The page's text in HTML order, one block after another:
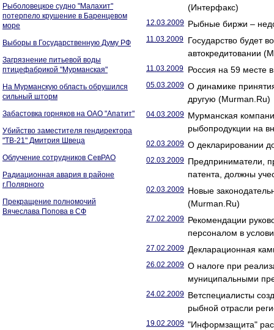
Рыболовецкое судно "Малахит"
потерпело крушение в Баренцевом
море
Выборы в Государственную Думу РФ
Загрязнение питьевой воды
птицефабрикой "Мурманская"
На Мурманскую область обрушился
сильный шторм
Забастовка горняков на ОАО "Апатит"
Убийство заместителя гендиректора
"ТВ-21" Дмитрия Швеца
Облучение сотрудников СевРАО
Радиационная авария в районе
г.Полярного
Прекращение полномочий
Вячеслава Попова в СФ
(Интерфакс)
12.03.2009 Рыбные биржи –
11.03.2009 Государство будет
автокредитовании
11.03.2009 Россия на 59 месте
05.03.2009 О динамике
другую (Murman.Ru)
04.03.2009 Мурманская
рыбопродукции на
02.03.2009 О декларировании
02.03.2009 Предприниматели,
патента, должны
02.03.2009 Новые
(Murman.Ru)
27.02.2009 Рекомендации
персоналом в
27.02.2009 Декларационная
26.02.2009 О налоге при
муниципальными
24.02.2009 Ветспециалисты
рыбной отрасли
19.02.2009 "Информзащита"